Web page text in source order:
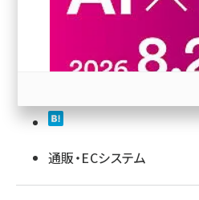
revico (744)
通販・ECシステム
参加登録はこちら↑